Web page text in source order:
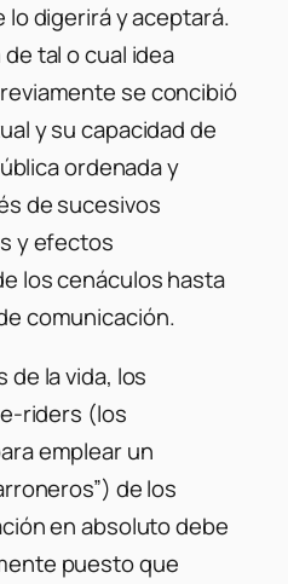
digerirá y aceptará.
tal o cual idea
se concibió
y su capacidad de
ordenada y
de sucesivos
y efectos
los cenáculos hasta
comunicación.
de la vida, los
riders (los
emplear un
de los
en absoluto debe
puesto que